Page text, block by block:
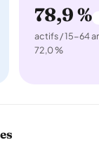
78,9 %
actifs / 15-64
72,0 %